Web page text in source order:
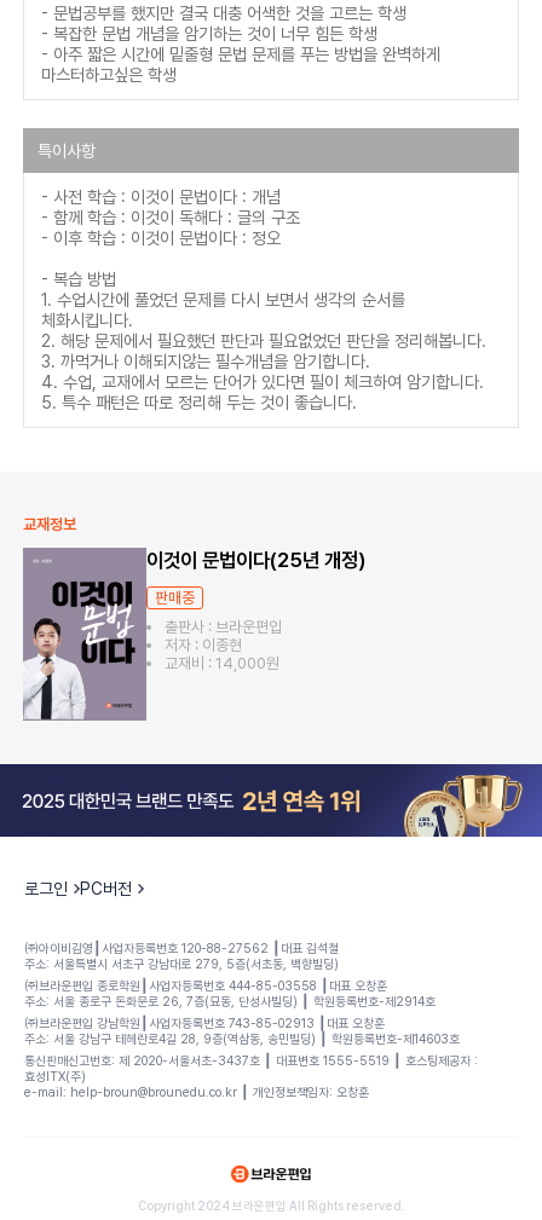
- 문법공부를 했지만 결국 대충 어색한 것을 고르는 학생
- 복잡한 문법 개념을 암기하는 것이 너무 힘든 학생
- 아주 짧은 시간에 밑줄형 문법 문제를 푸는 방법을 완벽하게
마스터하고싶은 학생
특이사항
- 사전 학습 : 이것이 문법이다 : 개념
- 함께 학습 : 이것이 독해다 : 글의 구조
- 이후 학습 : 이것이 문법이다 : 정오
- 복습 방법
1. 수업시간에 풀었던 문제를 다시 보면서 생각의 순서를
체화시킵니다.
2. 해당 문제에서 필요했던 판단과 필요없었던 판단을 정리해봅니다.
3. 까먹거나 이해되지않는 필수개념을 암기합니다.
4. 수업, 교재에서 모르는 단어가 있다면 필이 체크하여 암기합니다.
5. 특수 패턴은 따로 정리해 두는 것이 좋습니다.
교재정보
이것이 문법이다(25년 개정)
판매중
출판사 : 브라운편입
저자 : 이종현
교재비 : 14,000원
로그인 PC버전
㈜아이비김영┃사업자등록번호 120-88-27562 ┃대표 김석철
주소: 서울특별시 서초구 강남대로 279, 5층(서초동, 백향빌딩)
㈜브라운편입 종로학원┃사업자등록번호 444-85-03558 ┃대표 오창훈
주소: 서울 종로구 돈화문로 26, 7층(묘동, 단성사빌딩) ┃ 학원등록번호-제2914호
㈜브라운편입 강남학원┃사업자등록번호 743-85-02913 ┃대표 오창훈
주소: 서울 강남구 테헤란로4길 28, 9층(역삼동, 송민빌딩) ┃ 학원등록번호-제14603호
통신판매신고번호: 제 2020-서울서초-3437호 ┃ 대표변호 1555-5519 ┃ 호스팅제공자 :
효성ITX(주)
e-mail: help-broun@brounedu.co.kr ┃ 개인정보책임자: 오창훈
Copyright 2024 브라운편입 All Rights reserved.